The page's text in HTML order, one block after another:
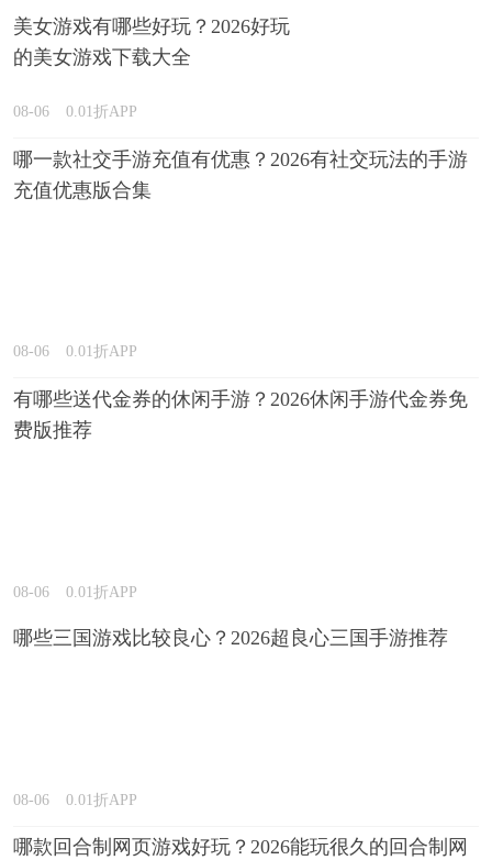
美女游戏有哪些好玩？2026好玩
的美女游戏下载大全
08-06 0.01折APP
哪一款社交手游充值有优惠？2026有社交玩法的手游
充值优惠版合集
08-06 0.01折APP
有哪些送代金券的休闲手游？2026休闲手游代金券免
费版推荐
08-06 0.01折APP
哪些三国游戏比较良心？2026超良心三国手游推荐
08-06 0.01折APP
哪款回合制网页游戏好玩？2026能玩很久的回合制网